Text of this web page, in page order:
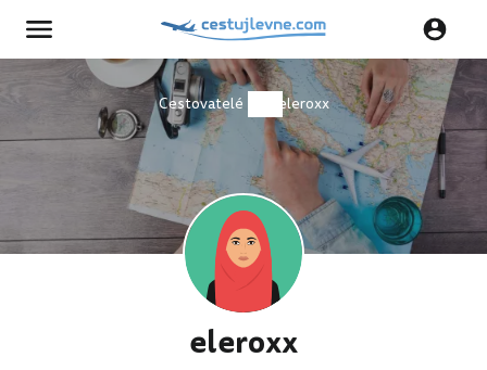
Cestovatelé eleroxx
eleroxx